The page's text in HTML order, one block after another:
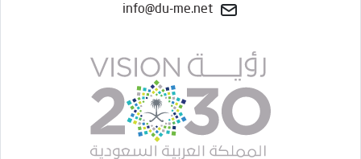
info@du-me.net